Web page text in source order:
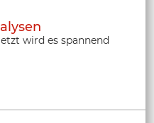
wird es spannend